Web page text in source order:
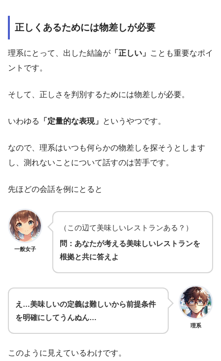
正しくあるためには物差しが必要
理系にとって、出した結論が 「正しい」 ことも重要なポイ
ントです。
そして、正しさを判別するためには物差しが必要。
いわゆる 「定量的な表現」 というやつです。
なので、理系はいつも何らかの物差しを探そうとします
し、測れないことについて話すのは苦手です。
先ほどの会話を例にとると
一般女子
（この辺て美味しいレストランある？）
問：あなたが考える美味しいレストランを
根拠と共に答えよ
理系
え…美味しいの定義は難しいから前提条件
を明確にしてうんぬん…
このように見えているわけです。